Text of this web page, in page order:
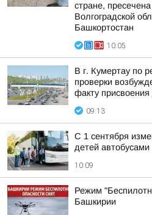
стране,
Волгоградской
Башкортостан
10:05
В г. Кумертау по
проверки
факту
09:13
С 1 сентября
детей автобусами
10:09
Режим
Башкирии